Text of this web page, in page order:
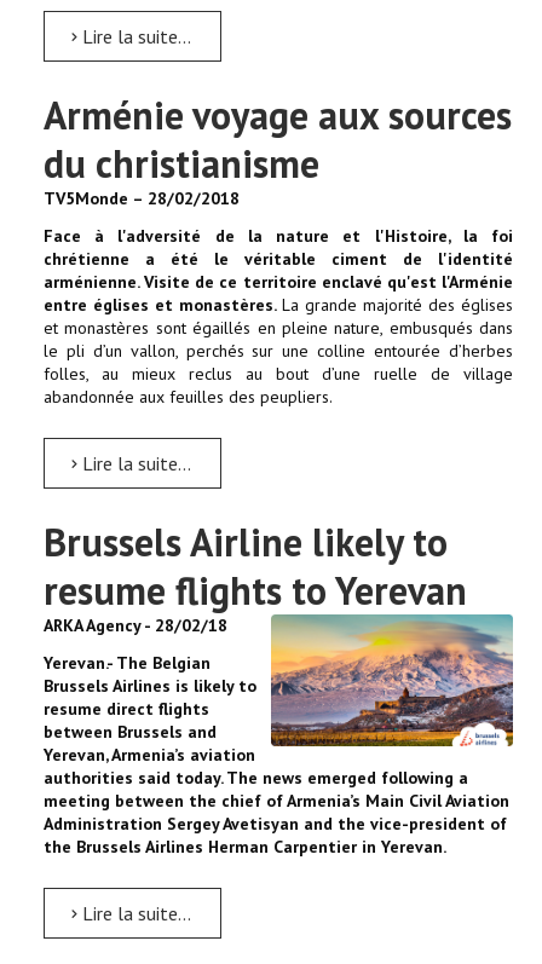
Lire la suite...
Arménie voyage aux sources
du christianisme
TV5Monde – 28/02/2018
Face à l'adversité de la nature et l'Histoire, la foi
chrétienne a été le véritable ciment de l'identité
arménienne. Visite de ce territoire enclavé qu'est l'Arménie
entre églises et monastères. La grande majorité des églises
et monastères sont égaillés en pleine nature, embusqués dans
le pli d’un vallon, perchés sur une colline entourée d’herbes
folles, au mieux reclus au bout d’une ruelle de village
abandonnée aux feuilles des peupliers.
Lire la suite...
Brussels Airline likely to
resume flights to Yerevan
ARKA Agency - 28/02/18
Yerevan.- The Belgian
Brussels Airlines is likely to
resume direct flights
between Brussels and
Yerevan, Armenia’s aviation
authorities said today. The news emerged following a
meeting between the chief of Armenia’s Main Civil Aviation
Administration Sergey Avetisyan and the vice-president of
the Brussels Airlines Herman Carpentier in Yerevan.
Lire la suite...